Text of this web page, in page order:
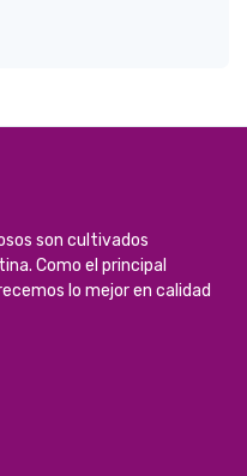
son cultivados
Como el principal
lo mejor en calidad